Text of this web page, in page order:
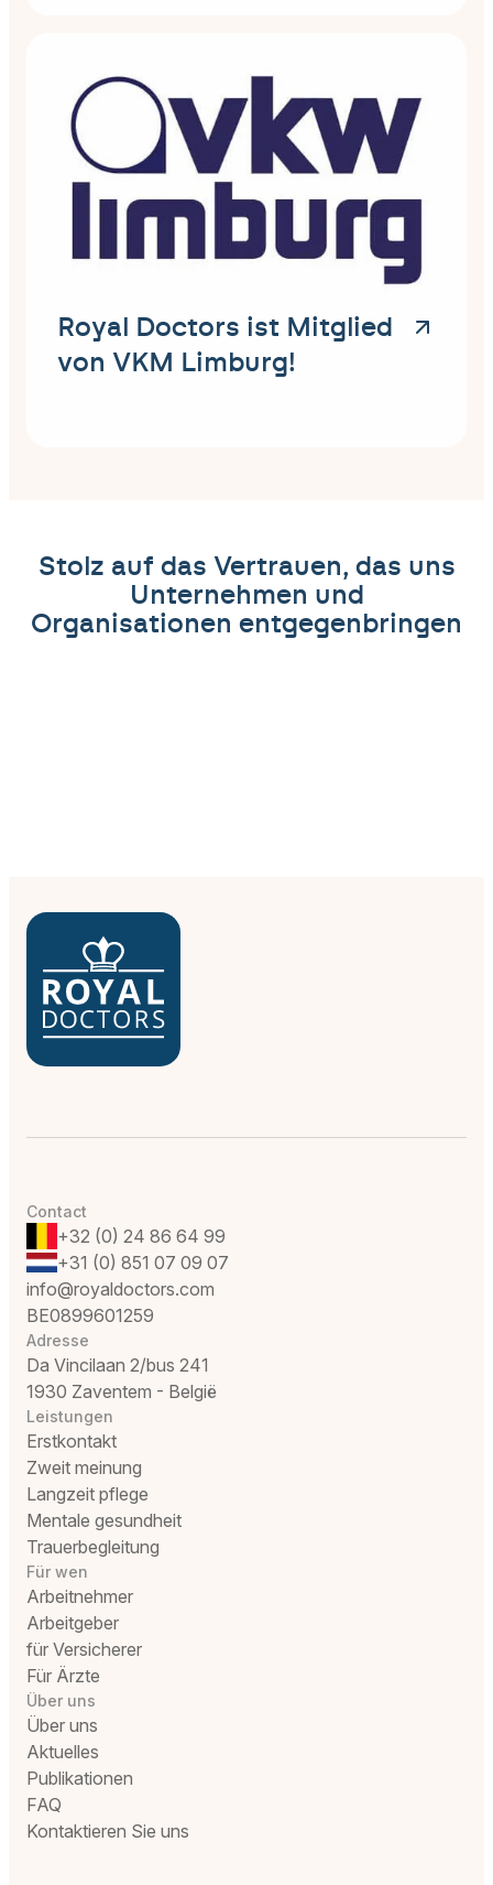
Royal Doctors ist Mitglied
von VKM Limburg!
Stolz auf das Vertrauen, das uns
Unternehmen und
Organisationen entgegenbringen
Contact
+32 (0) 24 86 64 99
+31 (0) 851 07 09 07
info@royaldoctors.com
BE0899601259
Adresse
Da Vincilaan 2/bus 241
1930 Zaventem - België
Leistungen
Erstkontakt
Zweit meinung
Langzeit pflege
Mentale gesundheit
Trauerbegleitung
Für wen
Arbeitnehmer
Arbeitgeber
für Versicherer
Für Ärzte
Über uns
Über uns
Aktuelles
Publikationen
FAQ
Kontaktieren Sie uns